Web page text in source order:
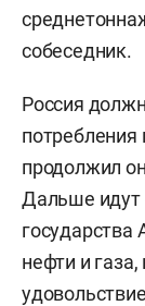
собеседник.
Россия
потребления
продолжил
Дальше идут
государства
нефти и